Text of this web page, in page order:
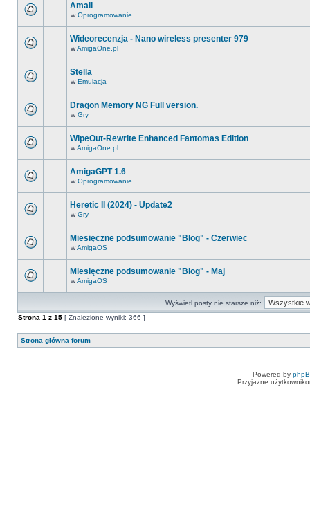
Amail
w Oprogramowanie
Wideorecenzja - Nano wireless presenter 979
wAmigaOne.pl
Stella
w Emulacja
Dragon Memory NG Full version.
w Gry
WipeOut-Rewrite Enhanced Fantomas Edition
wAmigaOne.pl
AmigaGPT 1.6
w Oprogramowanie
Heretic II (2024) - Update2
w Gry
Miesięczne podsumowanie "Blog" - Czerwiec
wAmigaOS
Miesięczne podsumowanie "Blog" - Maj
wAmigaOS
Wyświetl posty nie starsze niż:
Strona 1 z 15 [ Znalezione wyniki: 366 ]
Strona główna forum
Powered by
Przyjazne